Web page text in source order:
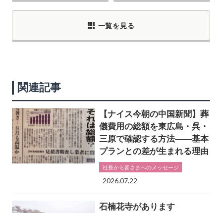
一覧を見る
関連記事
【ナイス今朝の中国新聞】葬
儀費用の総額を東広島・呉・
三原で確認する方法――基本
プランとの差が生まれる理由
社長から皆さまへのメッセージ
2026.07.22
石楠花寺があります